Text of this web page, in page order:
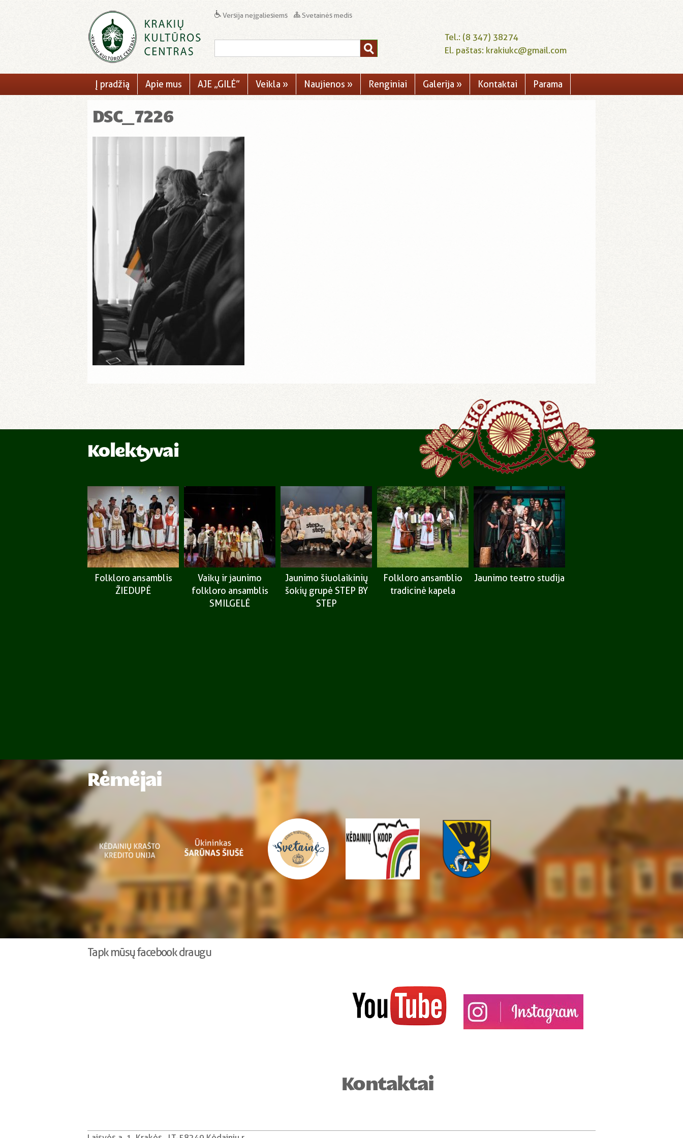
Versija neįgaliesiems Svetainės medis
Tel.: (8 347) 38274
El. paštas: krakiukc@gmail.com
Į pradžią Apie mus AJE „GILĖ” Veikla » Naujienos » Renginiai Galerija » Kontaktai Parama
DSC_7226
Kolektyvai
Folkloro ansamblis
ŽIEDUPĖ
Vaikų ir jaunimo
folkloro ansamblis
SMILGELĖ
Jaunimo šiuolaikinių
šokių grupė STEP BY
STEP
Folkloro ansamblio
tradicinė kapela
Jaunimo teatro studija
Rėmėjai
Tapk mūsų facebook draugu
Kontaktai